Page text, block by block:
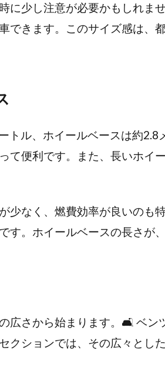
に少し注意が必要かもしれま
できます。このサイズ感は、
トル、ホイールベースは約
て便利です。また、長いホイ
少なく、燃費効率が良いのも
す。ホイールベースの長さが
広さから始まります。🛋️ ベン
クションでは、その広々とし